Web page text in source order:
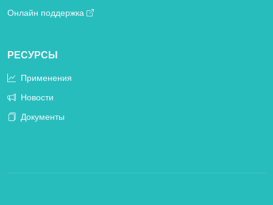
Онлайн поддержка
РЕСУРСЫ
Применения
Новости
Документы